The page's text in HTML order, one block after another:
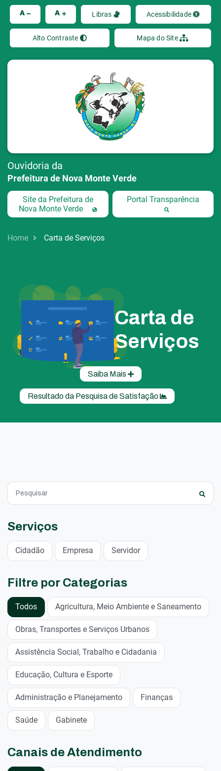
A A Libras Acessibilidade
Alto Contraste Mapa do Site
Ouvidoria da
Prefeitura de Nova Monte Verde
Site da Prefeitura de
Nova Monte Verde
Portal Transparência
Home Carta de Serviços
Carta de
Serviços
Saiba Mais
Resultado da Pesquisa de Satisfação
Serviços
Cidadão Empresa Servidor
Filtre por Categorias
Todos Agricultura, Meio Ambiente e Saneamento
Obras, Transportes e Serviços Urbanos
Assistência Social, Trabalho e Cidadania
Educação, Cultura e Esporte
Administração e Planejamento Finanças
Saúde Gabinete
Canais de Atendimento